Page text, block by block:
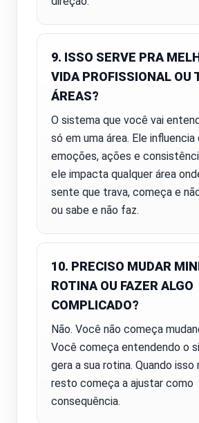
9. ISSO SERVE PRA
VIDA PROFISSIONAL OU
ÁREAS?
O sistema que você vai
só em uma área. Ele
emoções, ações e
ele impacta qualquer área
sente que trava, começa e
ou sabe e não faz.
10. PRECISO MUDAR
ROTINA OU FAZER ALGO
COMPLICADO?
Não. Você não começa
Você começa entendendo o
gera a sua rotina. Quando isso
resto começa a ajustar como
consequência.